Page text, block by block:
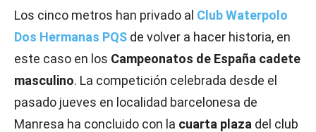
Los cinco metros han privado al Club Waterpolo
Dos Hermanas PQS de volver a hacer historia, en
este caso en los Campeonatos de España cadete
masculino. La competición celebrada desde el
pasado jueves en localidad barcelonesa de
Manresa ha concluido con la cuarta plaza del club